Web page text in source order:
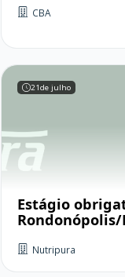
CBA
21de julho
Estágio
Rondonópolis/
Nutripura